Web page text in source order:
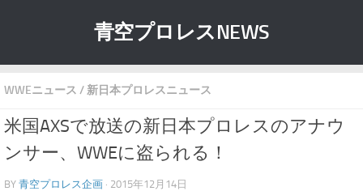
青空プロレスNEWS
WWEニュース / 新日本プロレスニュース
米国AXSで放送の新日本プロレスのアナウ
ンサー、WWEに盗られる！
BY 青空プロレス企画 · 2015年12月14日